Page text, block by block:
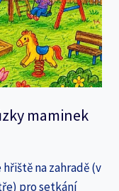
maminek
na zahradě (v
pro setkání